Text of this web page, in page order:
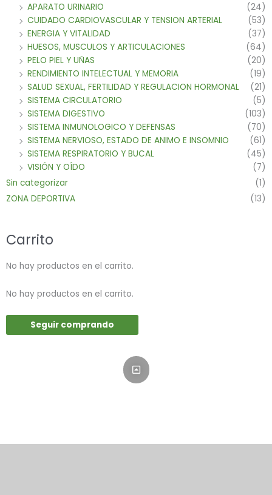
APARATO URINARIO
(24)
CUIDADO CARDIOVASCULAR Y TENSION ARTERIAL
(53)
ENERGIA Y VITALIDAD
(37)
HUESOS, MUSCULOS Y ARTICULACIONES
(64)
PELO PIEL Y UÑAS
(20)
RENDIMIENTO INTELECTUAL Y MEMORIA
(19)
SALUD SEXUAL, FERTILIDAD Y REGULACION HORMONAL
(21)
SISTEMA CIRCULATORIO
(5)
SISTEMA DIGESTIVO
(103)
SISTEMA INMUNOLOGICO Y DEFENSAS
(70)
SISTEMA NERVIOSO, ESTADO DE ANIMO E INSOMNIO
(61)
SISTEMA RESPIRATORIO Y BUCAL
(45)
VISIÓN Y OÍDO
(7)
Sin categorizar
(1)
ZONA DEPORTIVA
(13)
Carrito
No hay productos en el carrito.
No hay productos en el carrito.
Seguir comprando